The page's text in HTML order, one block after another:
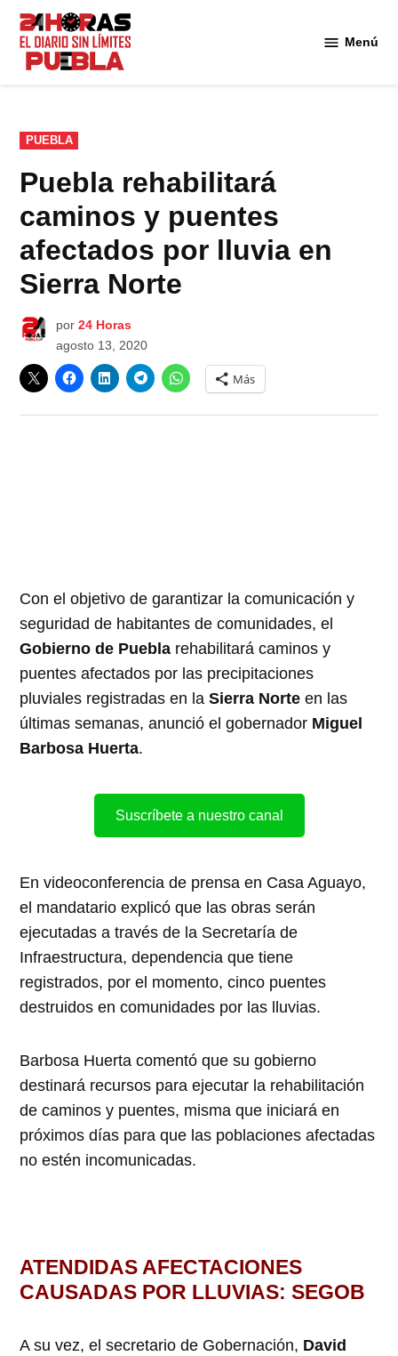
Saltar
contenido
Menú
PUBLICADO
EN
PUEBLA
Puebla rehabilitará
caminos y puentes
afectados por lluvia en
Sierra Norte
por 24 Horas
agosto 13, 2020
Más
Con el objetivo de garantizar la comunicación y
seguridad de habitantes de comunidades, el
Gobierno de Puebla rehabilitará caminos y
puentes afectados por las precipitaciones
pluviales registradas en laSierra Norte en las
últimas semanas, anunció el gobernador Miguel
Barbosa Huerta.
Suscríbete a nuestro canal
En videoconferencia de prensa en Casa Aguayo,
el mandatario explicó que las obras serán
ejecutadas a través de la Secretaría de
Infraestructura, dependencia que tiene
registrados, por el momento, cinco puentes
destruidos en comunidades por las lluvias.
Barbosa Huerta comentó que su gobierno
destinará recursos para ejecutar la rehabilitación
de caminos y puentes, misma que iniciará en
próximos días para que las poblaciones afectadas
no estén incomunicadas.
ATENDIDAS AFECTACIONES
CAUSADAS POR LLUVIAS: SEGOB
A su vez, el secretario de Gobernación, David